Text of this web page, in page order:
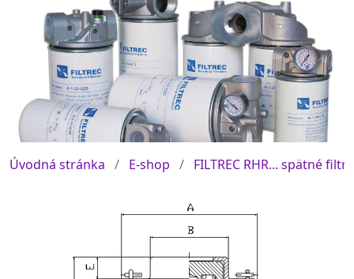
Úvodná stránka E-shop FILTREC RHR... spätné filtre